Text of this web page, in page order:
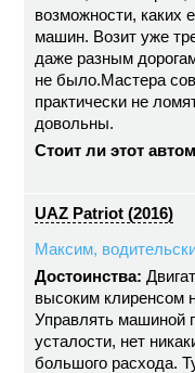
возможности, каких
машин. Возит уже
даже разным
не было.Мастера
практически не
довольны.
Стоит ли этот
UAZ Patriot (2016)
Максим,
Достоинства:
высоким клиренсом
Управлять машиной
усталости, нет
большого расхода.